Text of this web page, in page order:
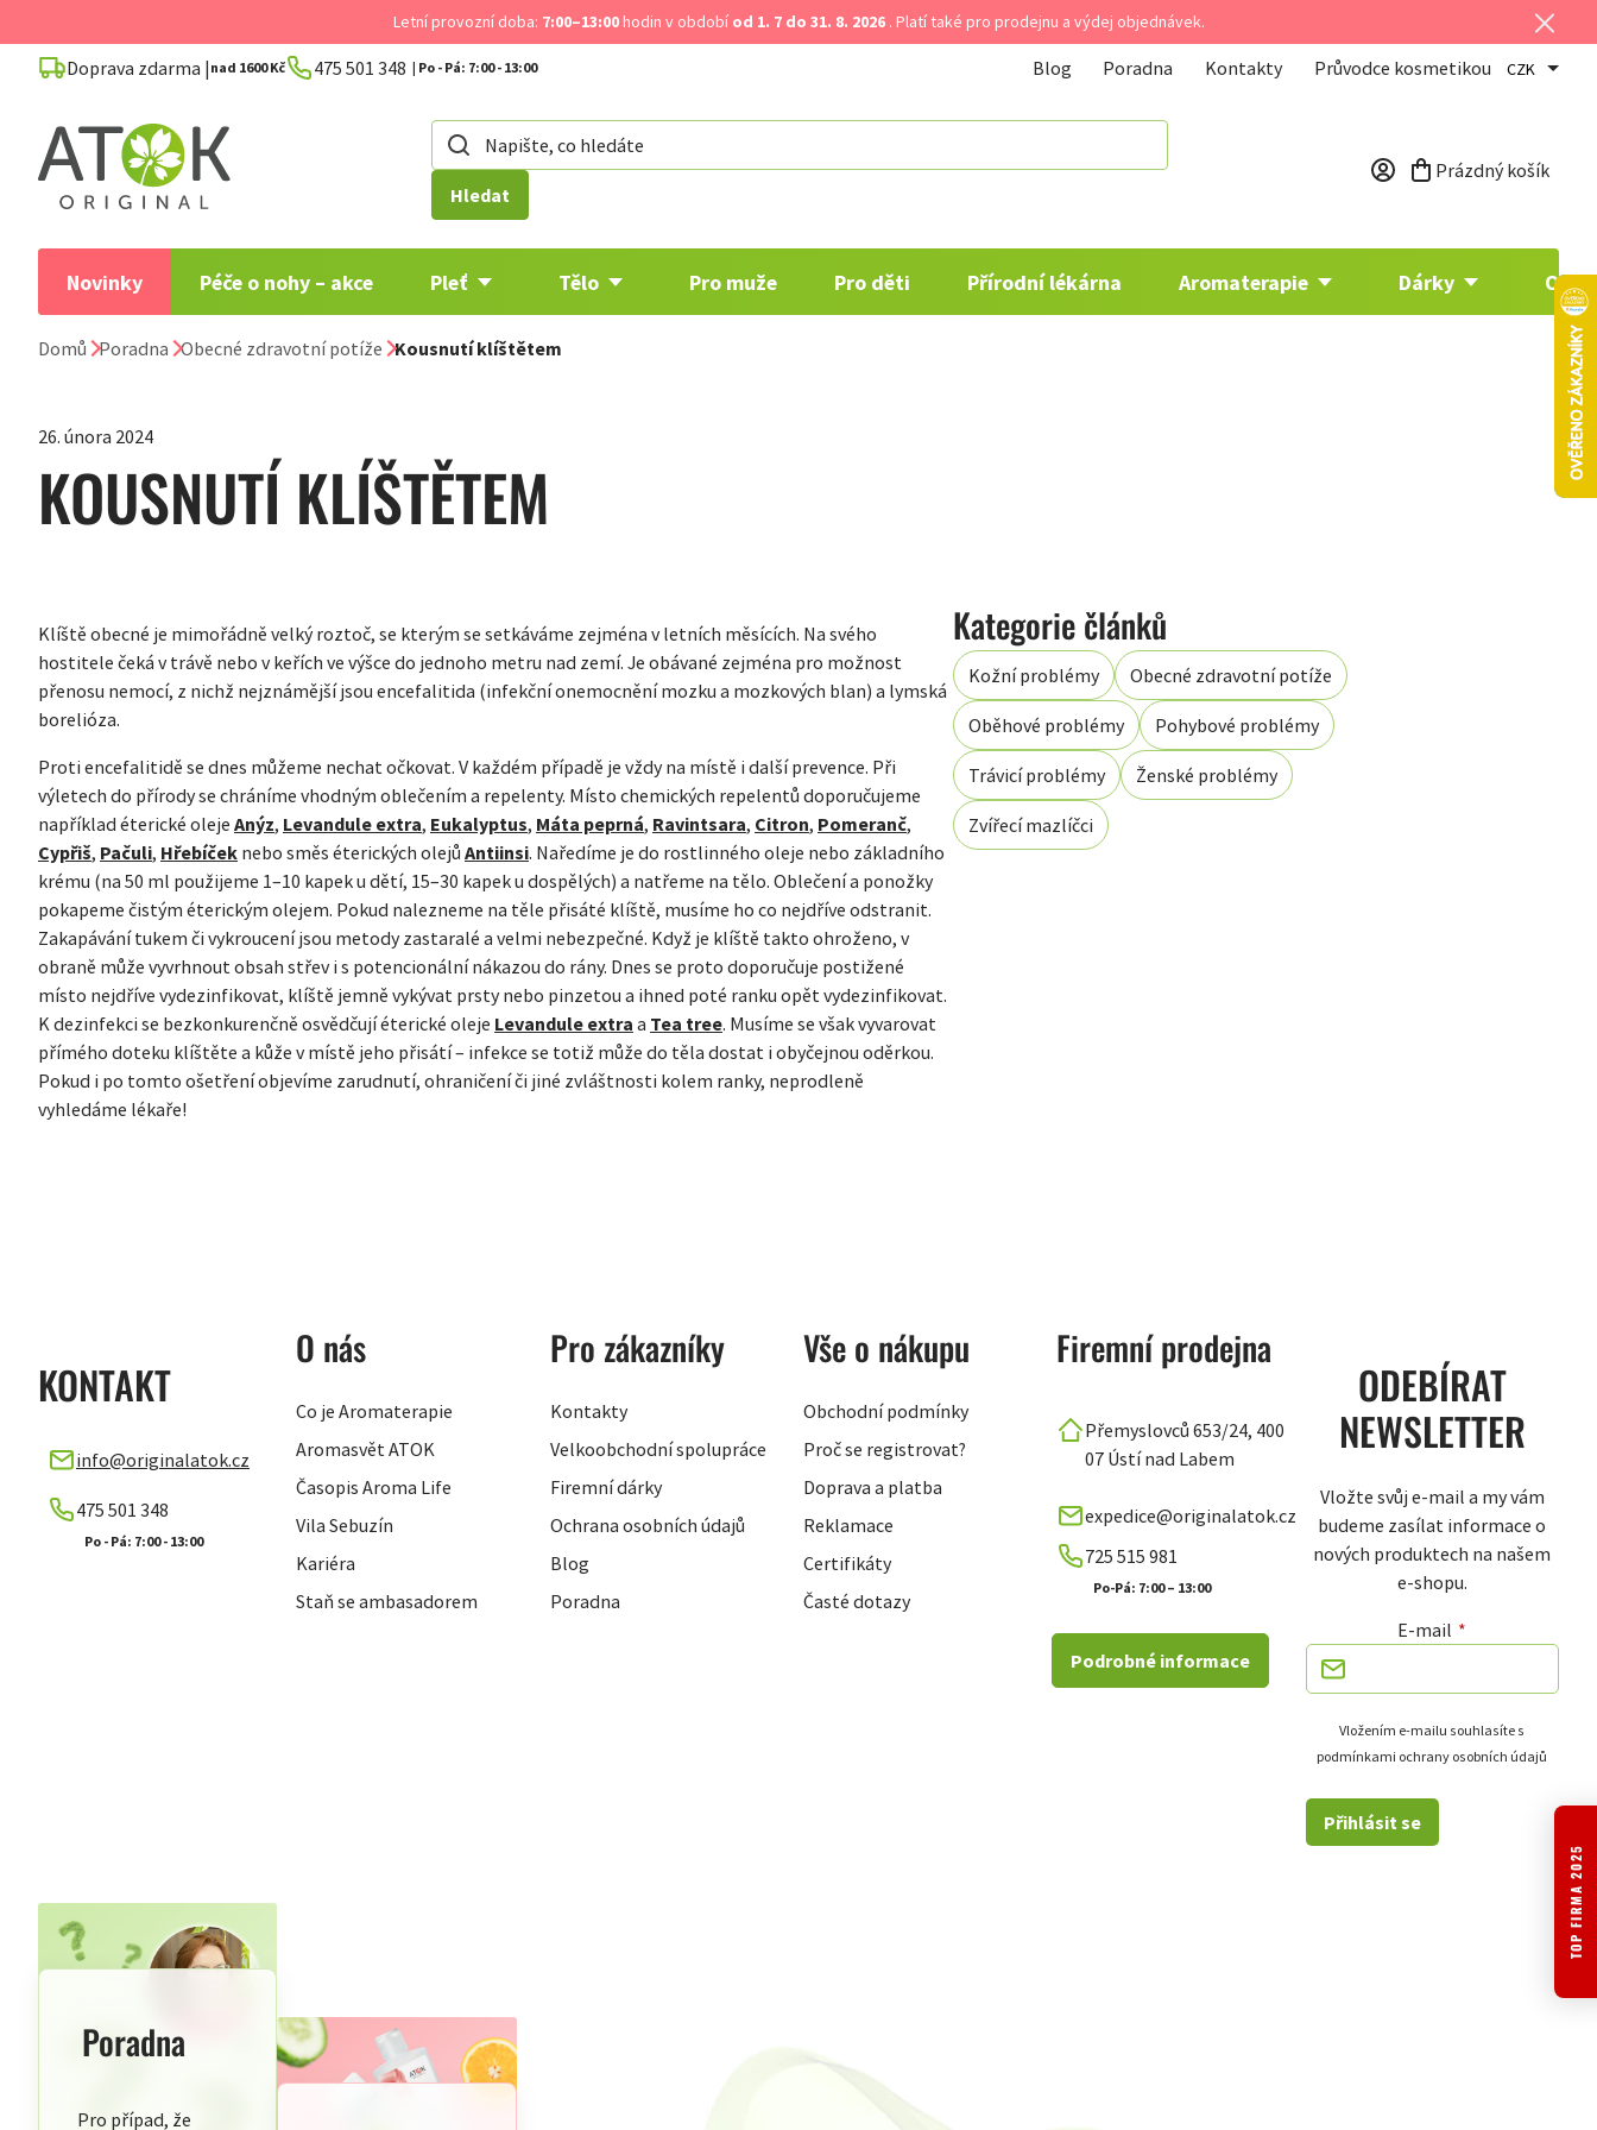
na
obsah
Letní provozní doba: 7:00–13:00hodin v obdobíod 1. 7 do 31. 8. 2026. Platí také pro prodejnu a výdej objednávek.
Doprava zdarma | nad 1600 Kč 475 501 348 Blog Poradna Kontakty Průvodce kosmetikou CZK
Hledat
Nákupní košík
Prázdný košík
Novinky Péče o nohy – akce Pleť Tělo Pro muže Pro děti Přírodní lékárna Aromaterapie Dárky
Domů Poradna Obecné zdravotní potíže Kousnutí klíštětem
26. února 2024
KOUSNUTÍ KLÍŠTĚTEM
Klíště obecné je mimořádně velký roztoč, se kterým se setkáváme zejména v letních měsících. Na svého
hostitele čeká v trávě nebo v keřích ve výšce do jednoho metru nad zemí. Je obávané zejména pro možnost
přenosu nemocí, z nichž nejznámější jsou encefalitida (infekční onemocnění mozku a mozkových blan) a lymská
borelióza.
Proti encefalitidě se dnes můžeme nechat očkovat. V každém případě je vždy na místě i další prevence. Při
výletech do přírody se chráníme vhodným oblečením a repelenty. Místo chemických repelentů doporučujeme
například éterické oleje Anýz, Levandule extra, Eukalyptus, Máta peprná, Ravintsara, Citron, Pomeranč,
Cypřiš, Pačuli, Hřebíček nebo směs éterických olejů Antiinsi. Naředíme je do rostlinného oleje nebo základního
krému (na 50 ml použijeme 1–10 kapek u dětí, 15–30 kapek u dospělých) a natřeme na tělo. Oblečení a ponožky
pokapeme čistým éterickým olejem. Pokud nalezneme na těle přisáté klíště, musíme ho co nejdříve odstranit.
Zakapávání tukem či vykroucení jsou metody zastaralé a velmi nebezpečné. Když je klíště takto ohroženo, v
obraně může vyvrhnout obsah střev i s potencionální nákazou do rány. Dnes se proto doporučuje postižené
místo nejdříve vydezinfikovat, klíště jemně vykývat prsty nebo pinzetou a ihned poté ranku opět vydezinfikovat.
K dezinfekci se bezkonkurenčně osvědčují éterické oleje Levandule extra a Tea tree. Musíme se však vyvarovat
přímého doteku klíštěte a kůže v místě jeho přisátí – infekce se totiž může do těla dostat i obyčejnou oděrkou.
Pokud i po tomto ošetření objevíme zarudnutí, ohraničení či jiné zvláštnosti kolem ranky, neprodleně
vyhledáme lékaře!
Kožní problémy Obecné zdravotní potíže
Oběhové problémy Pohybové problémy
Trávicí problémy Ženské problémy
Zvířecí mazlíčci
KONTAKT
info@originalatok.cz
475 501 348
O nás
Co je Aromaterapie
Aromasvět ATOK
Časopis Aroma Life
Vila Sebuzín
Kariéra
Staň se ambasadorem
Pro zákazníky
Kontakty
Velkoobchodní spolupráce
Firemní dárky
Ochrana osobních údajů
Blog
Poradna
Vše o nákupu
Obchodní podmínky
Proč se registrovat?
Doprava a platba
Reklamace
Certifikáty
Časté dotazy
Firemní prodejna
Přemyslovců 653/24, 400
07 Ústí nad Labem
expedice@originalatok.cz
725 515 981
Po-Pá: 7:00 – 13:00
Podrobné informace
ODEBÍRAT
NEWSLETTER
Vložte svůj e-mail a my vám
budeme zasílat informace o
nových produktech na našem
e-shopu.
E-mail
podmínkami ochrany osobních údajů
Přihlásit se
Poradna
Pro případ, že
TOP FIRMA 2025